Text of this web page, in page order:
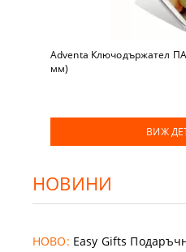
Adventa Ключодържател
мм)
ВИЖ
НОВИНИ
НОВО: Easy Gifts